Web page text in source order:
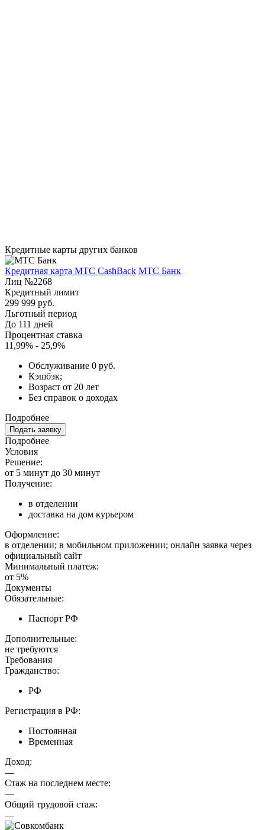
Кредитные карты других банков
Кредитная карта МТС CashBack МТС Банк
Лиц №2268
Кредитный лимит
299 999 руб.
Льготный период
До 111 дней
Процентная ставка
11,99% - 25,9%
Обслуживание 0 руб.
Кэшбэк;
Возраст от 20 лет
Без справок о доходах
Подробнее
Подать заявку
Подробнее
Условия
Решение:
от 5 минут до 30 минут
Получение:
в отделении
доставка на дом курьером
Оформление:
в отделении; в мобильном приложении; онлайн заявка через
официальный сайт
Минимальный платеж:
от 5%
Документы
Обязательные:
Паспорт РФ
Дополнительные:
не требуются
Требования
Гражданство:
РФ
Регистрация в РФ:
Постоянная
Временная
Доход:
—
Стаж на последнем месте:
—
Общий трудовой стаж:
—